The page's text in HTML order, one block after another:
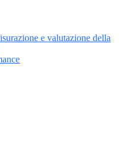
e valutazione della